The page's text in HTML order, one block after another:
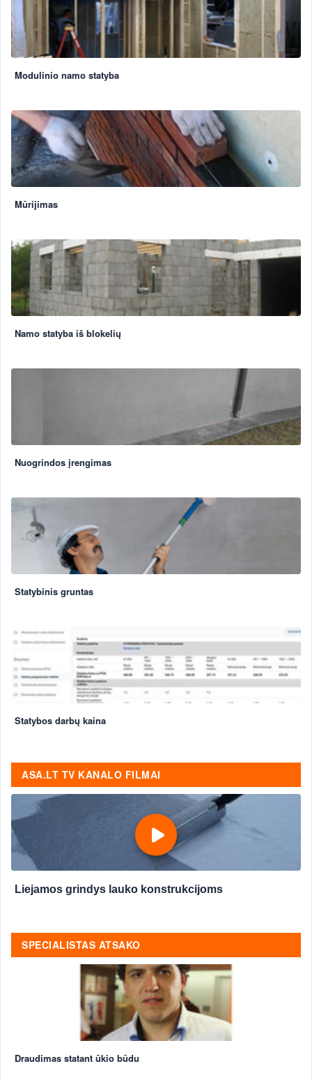
Modulinio namo statyba
Mūrijimas
Namo statyba iš blokelių
Nuogrindos įrengimas
Statybinis gruntas
Statybos darbų kaina
ASA.LT TV KANALO FILMAI
Liejamos grindys lauko konstrukcijoms
SPECIALISTAS ATSAKO
Draudimas statant ūkio būdu